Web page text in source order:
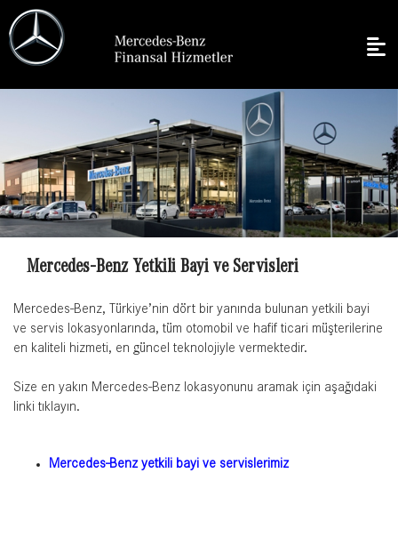
Mercedes-Benz Yetkili Bayi ve Servisleri
Mercedes-Benz, Türkiye’nin dört bir yanında bulunan yetkili bayi
ve servis lokasyonlarında, tüm otomobil ve hafif ticari müşterilerine
en kaliteli hizmeti, en güncel teknolojiyle vermektedir.
Size en yakın Mercedes-Benz lokasyonunu aramak için aşağıdaki
linki tıklayın.
Mercedes-Benz yetkili bayi ve servislerimiz